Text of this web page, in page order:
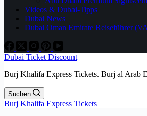
Videos & Dubai-Tipps
Dubai News
Dubai Oman Emirate Reiseführer
Dubai Ticket Discount
Burj Khalifa Express Tickets. Burj al Arab
Suchen
Burj Khalifa Express Tickets